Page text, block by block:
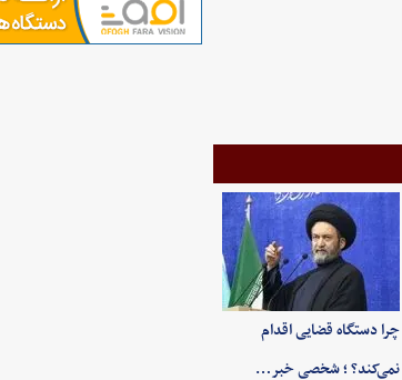
چرا دستگاه قضایی اقدام
نمی‌کند؟ ؛ شخصی خبر…